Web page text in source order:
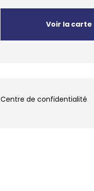
Voir la carte
Centre de confidentialité